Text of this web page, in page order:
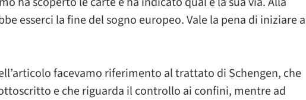
esserci la fine del sogno europeo. Vale la pena di iniziare a
facevamo riferimento al trattato di Schengen, che
e che riguarda il controllo ai confini, mentre ad